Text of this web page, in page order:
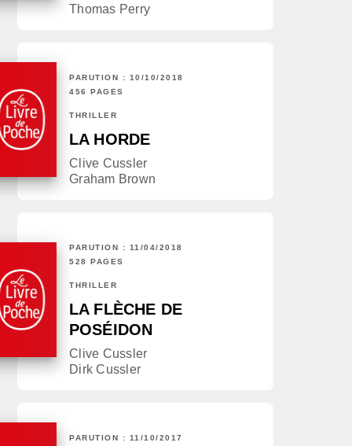
Thomas Perry
PARUTION : 10/10/2018
456 PAGES
THRILLER
LA HORDE
Clive Cussler
Graham Brown
PARUTION : 11/04/2018
528 PAGES
THRILLER
LA FLÈCHE DE
POSÉIDON
Clive Cussler
Dirk Cussler
PARUTION : 11/10/2017